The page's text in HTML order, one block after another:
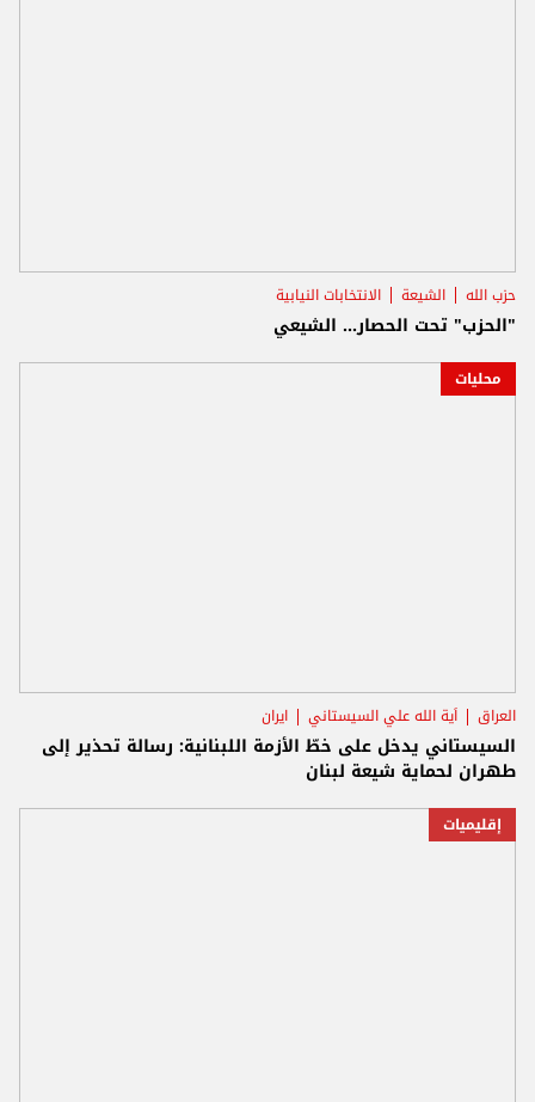
حزب الله الشيعة الانتخابات النيابية
"الحزب" تحت الحصار... الشيعي
محليات
العراق اَية الله علي السيستاني ايران
السيستاني يدخل على خطّ الأزمة اللبنانية: رسالة تحذير إلى
طهران لحماية شيعة لبنان
إقليميات